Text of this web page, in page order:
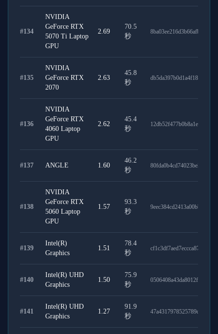
#134
NVIDIA
GeForce RTX
5070 Ti Laptop
GPU
2.69
70.5
秒
8ba03ee216d3b66afbc4
#135
NVIDIA
GeForce RTX
2070
2.63
45.8
秒
db5da397b0d1a4f1899d
#136
NVIDIA
GeForce RTX
4060 Laptop
GPU
2.62
45.4
秒
12db52f477b0b8a1e226
#137 ANGLE 1.60
46.2
秒
80fda0b4cd74023be3ae
#138
NVIDIA
GeForce RTX
5060 Laptop
GPU
1.57
93.3
秒
9eec384cd2413a00bb9d
#139
Intel(R)
Graphics
1.51
78.4
秒
cf1c3df7aed7eccca874
#140
Intel(R) UHD
Graphics
1.50
75.9
秒
0506408a43da8012fe90
#141
Intel(R) UHD
Graphics
1.27
91.9
秒
47a4317978525789c2c0